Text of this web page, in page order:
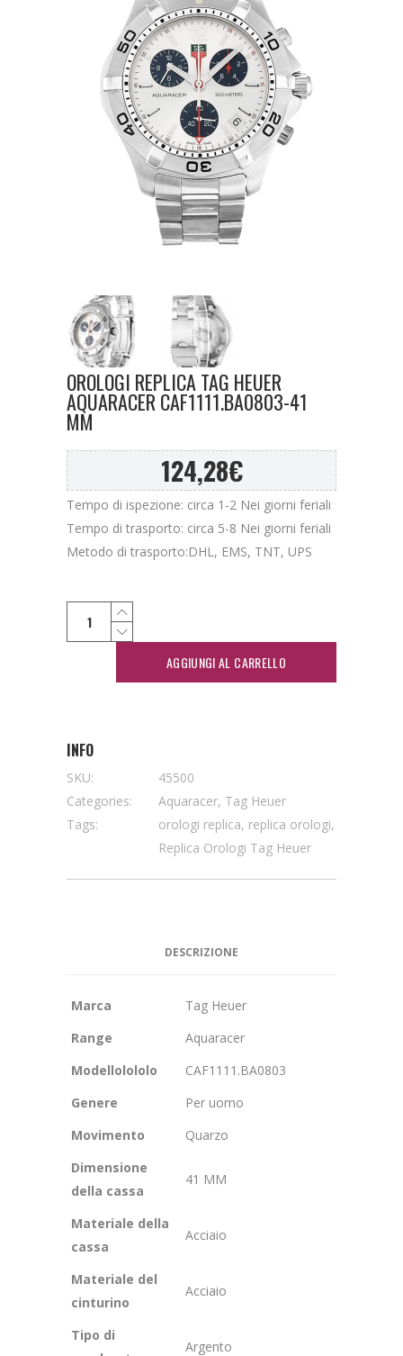
OROLOGI REPLICA TAG HEUER
AQUARACER CAF1111.BA0803-41
MM
124,28€
Tempo di ispezione: circa 1-2 Nei giorni feriali
Tempo di trasporto: circa 5-8 Nei giorni feriali
Metodo di trasporto:DHL, EMS, TNT, UPS
AGGIUNGI AL CARRELLO
INFO
SKU:
45500
Categories:
Aquaracer, Tag Heuer
Tags:
orologi replica, replica orologi,
Replica Orologi Tag Heuer
DESCRIZIONE
Marca
Tag Heuer
Range
Aquaracer
Modellolololo
CAF1111.BA0803
Genere
Per uomo
Movimento
Quarzo
Dimensione
della cassa
41 MM
Materiale della
cassa
Acciaio
Materiale del
cinturino
Acciaio
Tipo di
Argento